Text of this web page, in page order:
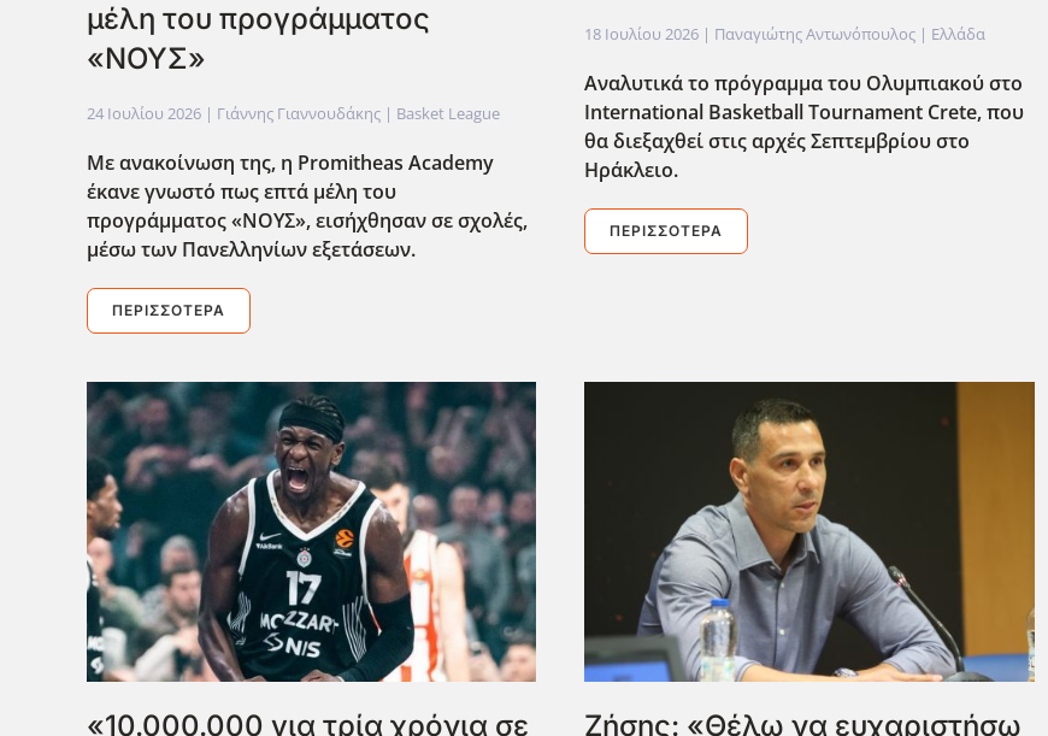
μέλη του προγράμματος
«ΝΟΥΣ»
24 Ιουλίου 2026 | Γιάννης Γιαννουδάκης | Basket League
Με ανακοίνωση της, η Promitheas Academy
έκανε γνωστό πως επτά μέλη του
προγράμματος «ΝΟΥΣ», εισήχθησαν σε σχολές,
μέσω των Πανελληνίων εξετάσεων.
ΠΕΡΙΣΣΌΤΕΡΑ
18 Ιουλίου 2026 | Παναγιώτης Αντωνόπουλος | Ελλάδα
Αναλυτικά το πρόγραμμα του Ολυμπιακού στο
International Basketball Tournament Crete, που
θα διεξαχθεί στις αρχές Σεπτεμβρίου στο
Ηράκλειο.
ΠΕΡΙΣΣΌΤΕΡΑ
«10.000.000 για τρία χρόνια σε
Ζήσης: «Θέλω να ευχαριστήσω